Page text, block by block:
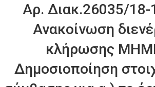
Αρ. Διακ.26035/18-
Ανακοίνωση
κλήρωσης
Δημοσιοποίηση